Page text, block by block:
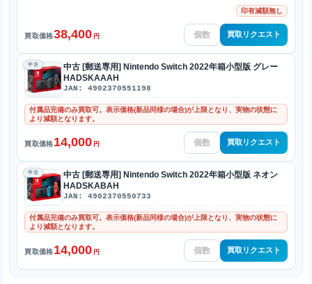
印有減額無し
買取価格38,400 円 買取リクエスト
中古
中古 [郵送専用] Nintendo Switch 2022年箱小型版 グレー
HADSKAAAH
JAN: 4902370551198
付属品完備のみ買取可。表示価格(新品同様の場合)が上限となり、実物の状態に
より減額となります。
買取価格14,000 円 買取リクエスト
中古
中古 [郵送専用] Nintendo Switch 2022年箱小型版 ネオン
HADSKABAH
JAN: 4902370550733
付属品完備のみ買取可。表示価格(新品同様の場合)が上限となり、実物の状態に
より減額となります。
買取価格14,000 円 買取リクエスト